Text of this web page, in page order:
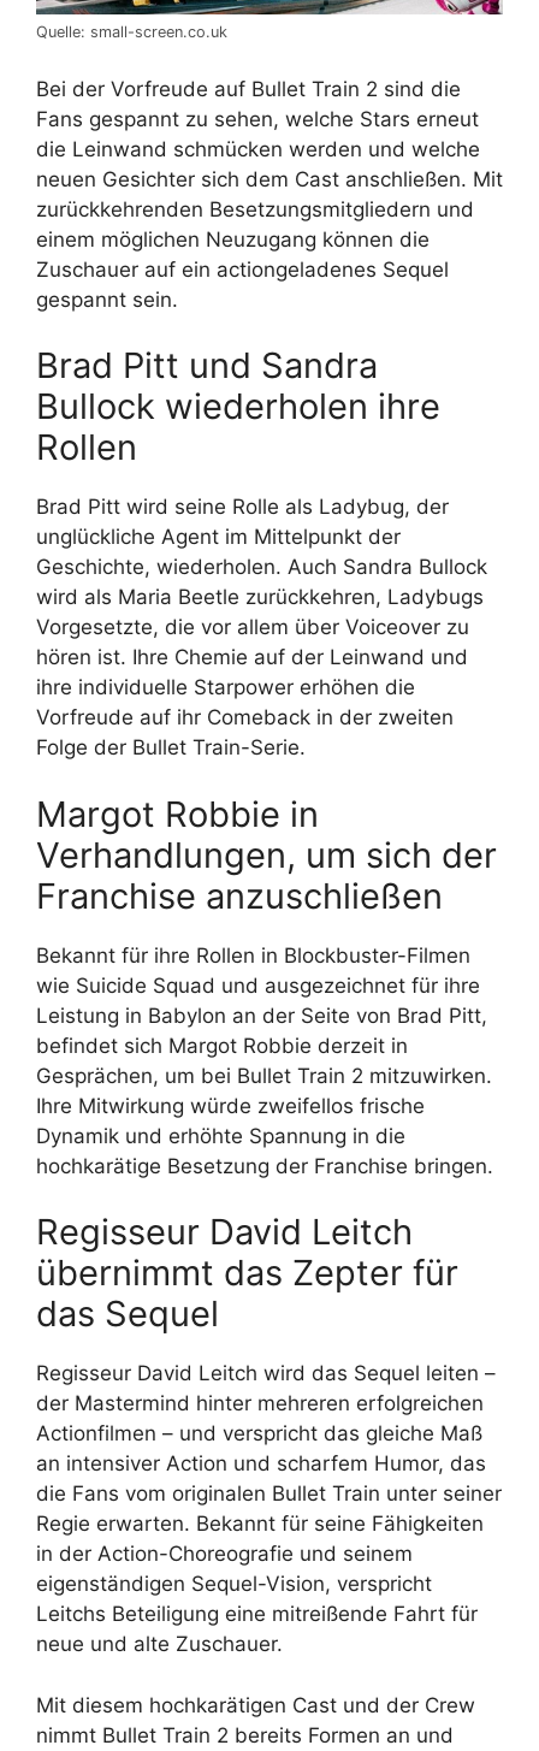
Quelle: small-screen.co.uk
Bei der Vorfreude auf Bullet Train 2 sind die
Fans gespannt zu sehen, welche Stars erneut
die Leinwand schmücken werden und welche
neuen Gesichter sich dem Cast anschließen. Mit
zurückkehrenden Besetzungsmitgliedern und
einem möglichen Neuzugang können die
Zuschauer auf ein actiongeladenes Sequel
gespannt sein.
Brad Pitt und Sandra
Bullock wiederholen ihre
Rollen
Brad Pitt wird seine Rolle als Ladybug, der
unglückliche Agent im Mittelpunkt der
Geschichte, wiederholen. Auch Sandra Bullock
wird als Maria Beetle zurückkehren, Ladybugs
Vorgesetzte, die vor allem über Voiceover zu
hören ist. Ihre Chemie auf der Leinwand und
ihre individuelle Starpower erhöhen die
Vorfreude auf ihr Comeback in der zweiten
Folge der Bullet Train-Serie.
Margot Robbie in
Verhandlungen, um sich der
Franchise anzuschließen
Bekannt für ihre Rollen in Blockbuster-Filmen
wie Suicide Squad und ausgezeichnet für ihre
Leistung in Babylon an der Seite von Brad Pitt,
befindet sich Margot Robbie derzeit in
Gesprächen, um bei Bullet Train 2 mitzuwirken.
Ihre Mitwirkung würde zweifellos frische
Dynamik und erhöhte Spannung in die
hochkarätige Besetzung der Franchise bringen.
Regisseur David Leitch
übernimmt das Zepter für
das Sequel
Regisseur David Leitch wird das Sequel leiten –
der Mastermind hinter mehreren erfolgreichen
Actionfilmen – und verspricht das gleiche Maß
an intensiver Action und scharfem Humor, das
die Fans vom originalen Bullet Train unter seiner
Regie erwarten. Bekannt für seine Fähigkeiten
in der Action-Choreografie und seinem
eigenständigen Sequel-Vision, verspricht
Leitchs Beteiligung eine mitreißende Fahrt für
neue und alte Zuschauer.
Mit diesem hochkarätigen Cast und der Crew
nimmt Bullet Train 2 bereits Formen an und